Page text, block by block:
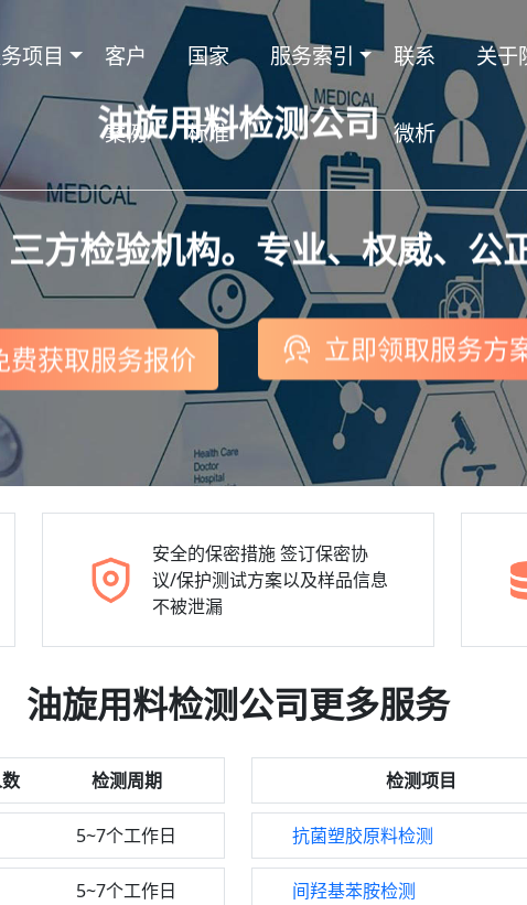
项目 客户
案例
国家
标准
服务索引 联系
微析
关于
油旋用料检测公司
方检验机构。专业、权威、公
费获取服务报价 立即领取服务方
安全的保密措施签订保密协
议/保护测试方案以及样品信息
不被泄漏
油旋用料检测公司更多服务
检测周期 检测项目
5~7个工作日 抗菌塑胶原料检测
5~7个工作日 间羟基苯胺检测